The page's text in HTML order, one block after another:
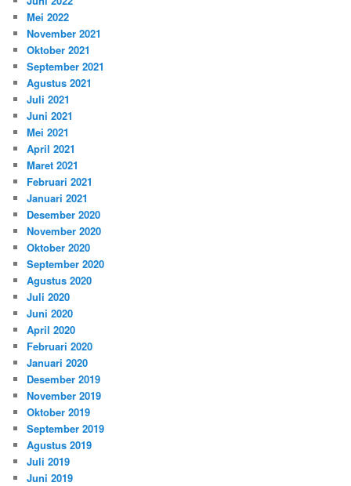
Mei 2022
November 2021
Oktober 2021
September 2021
Agustus 2021
Juli 2021
Juni 2021
Mei 2021
April 2021
Maret 2021
Februari 2021
Januari 2021
Desember 2020
November 2020
Oktober 2020
September 2020
Agustus 2020
Juli 2020
Juni 2020
April 2020
Februari 2020
Januari 2020
Desember 2019
November 2019
Oktober 2019
September 2019
Agustus 2019
Juli 2019
Juni 2019